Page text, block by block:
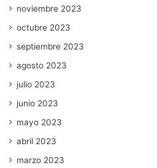
noviembre 2023
octubre 2023
septiembre 2023
agosto 2023
julio 2023
junio 2023
mayo 2023
abril 2023
marzo 2023